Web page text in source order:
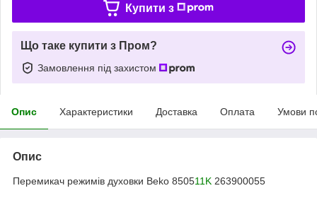
Купити з
Що таке купити з Пром?
Замовлення під захистом
Опис Характеристики Доставка Оплата Умови
Опис
Перемикач режимів духовки Beko 850511K 263900055